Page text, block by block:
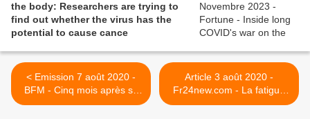
the body: Researchers are trying to
find out whether the virus has the
potential to cause cance
< Emission 7 août 2020 -
BFM - Cinq mois après sa
contamination, cette
Article 3 août 2020 -
Fr24new.com - La fatigue
frappe des milliers de